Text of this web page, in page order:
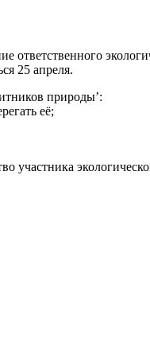
25 апреля.
природы’:
её;
участника